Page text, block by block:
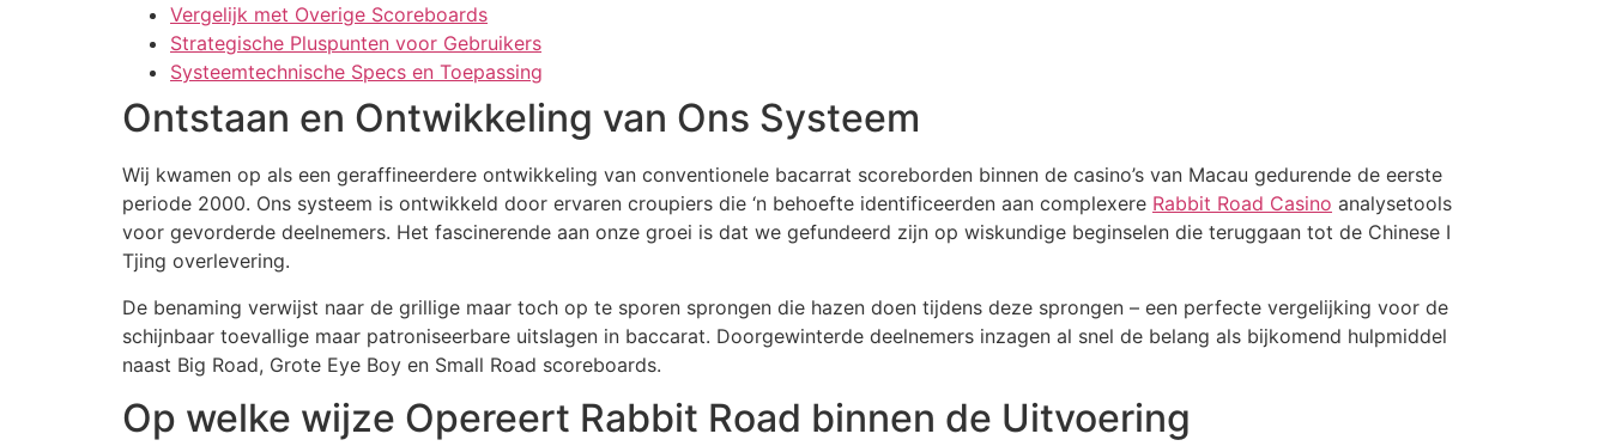
Vergelijk met Overige Scoreboards
Strategische Pluspunten voor Gebruikers
Systeemtechnische Specs en Toepassing
Ontstaan en Ontwikkeling van Ons Systeem
Wij kwamen op als een geraffineerdere ontwikkeling van conventionele bacarrat scoreborden binnen de casino’s van Macau gedurende de eerste
periode 2000. Ons systeem is ontwikkeld door ervaren croupiers die ‘n behoefte identificeerden aan complexere Rabbit Road Casino analysetools
voor gevorderde deelnemers. Het fascinerende aan onze groei is dat we gefundeerd zijn op wiskundige beginselen die teruggaan tot de Chinese I
Tjing overlevering.
De benaming verwijst naar de grillige maar toch op te sporen sprongen die hazen doen tijdens deze sprongen – een perfecte vergelijking voor de
schijnbaar toevallige maar patroniseerbare uitslagen in baccarat. Doorgewinterde deelnemers inzagen al snel de belang als bijkomend hulpmiddel
naast Big Road, Grote Eye Boy en Small Road scoreboards.
Op welke wijze Opereert Rabbit Road binnen de Uitvoering